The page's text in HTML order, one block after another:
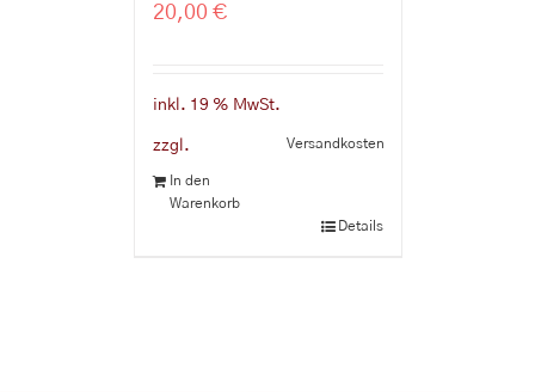
20,00 €
inkl. 19 % MwSt.
zzgl. Versandkosten
In den
Warenkorb
Details